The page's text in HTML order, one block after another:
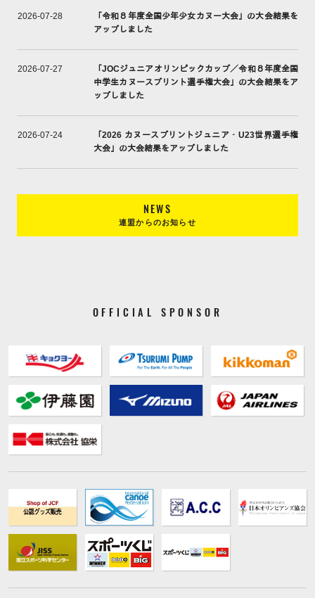
2026-07-28
「令和８年度全国少年少女カヌー大会」の大会結果を
アップしました
2026-07-27
「JOCジュニアオリンピックカップ／令和８年度全国
中学生カヌースプリント選手権大会」の大会結果をア
ップしました
2026-07-24
「2026 カヌースプリントジュニア・U23世界選手権
大会」の大会結果をアップしました
NEWS
連盟からのお知らせ
OFFICIAL SPONSOR